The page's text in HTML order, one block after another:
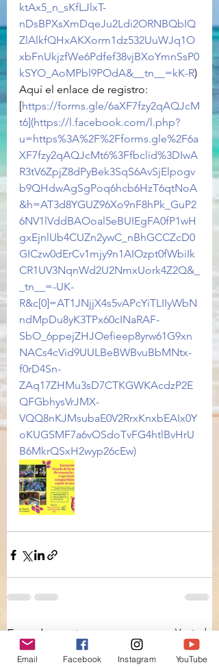
ktAx5_n_sKfLJlxT-
nDsBPXsXmDqeJu2Ldi2ORNBQbIQ
ZlAlkfQHxAKXorm1dz532UuWJq1O
xbFnUkjzfWe6Pdfef38vjBXoYmnSsP0
kSYO_AoMPbl9POdA&__tn__=kK-R)
Aquí el enlace de registro:
[https://forms.gle/6aXF7fzy2qAQJcM
t6](https://l.facebook.com/l.php?
u=https%3A%2F%2Fforms.gle%2F6a
XF7fzy2qAQJcMt6%3Ffbclid%3DIwA
R3tV6ZpjZ8dPyBek3SqS6AvSjElpogv
b9QHdwAgSgPoq6hcb6HzT6qtNoA
&h=AT3d8YGUZ96Xo9nF8hPk_GuP2
6NV1lVddBAOoal5eBUIEgFA0fP1wH
gxEjnlUb4CUZn2ywC_nBhGCCZcD0
GICzw0dErCv1mjy9n1AIOzpt0fWbiIk
CR1UV3NqnWd2U2NmxUork4Z2Q&_
_tn__=-UK-
R&c[0]=AT1JNjjX4s5vAPcYiTLIIyWbN
ndMpDu8yK3TPx60cINaRAF-
SbO_6ppejZHJOefieep8yrw61G9xn
NACs4cVid9UULBeBWBvuBbMNtx-
f0rD4Sn-
ZAq17ZHMu3sD7CTKGWKAcdzP2E
QFGbhysVrJMX-
VQQ8nKJMsubaE0V2RrxKnxbEAIx0Y
oKUGSMF7a6vOSdoTvFG4htlBvHrU
B6MkrQSxH2wyp26cEw)
Entradas recientes Ver todo
Email Facebook Instagram YouTube